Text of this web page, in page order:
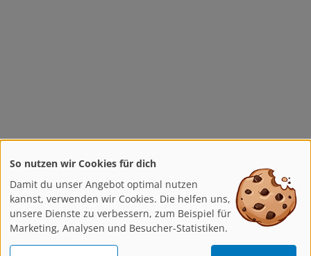
So nutzen wir Cookies für dich
Damit du unser Angebot optimal nutzen
kannst, verwenden wir Cookies. Die helfen uns,
unsere Dienste zu verbessern, zum Beispiel für
Marketing, Analysen und Besucher-Statistiken.